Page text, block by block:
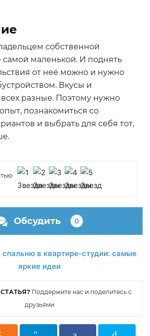
собственной
самой маленькой. И поднять
от неё можно и нужно
Вкусы и
разные. Поэтому нужно
познакомиться со
и выбрать для себя тот,
Обсудить 0
Поддержите нас и поделитесь с
друзьями